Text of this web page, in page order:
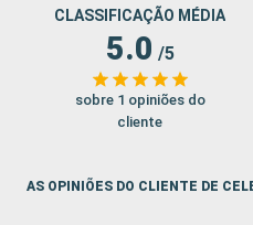
CLASSIFICAÇÃO MÉDIA
5.0 /5
sobre 1 opiniões do
cliente
AS OPINIÕES DO CLIENTE DE